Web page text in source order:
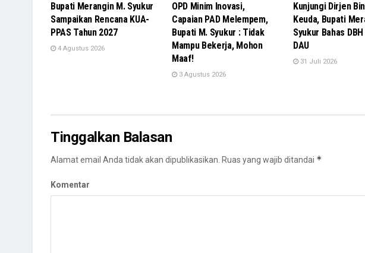
Bupati Merangin M. Syukur
Sampaikan Rencana KUA-
PPAS Tahun 2027
4 Agustus 2026
OPD Minim Inovasi,
Capaian PAD Melempem,
Bupati M. Syukur : Tidak
Mampu Bekerja, Mohon
Maaf!
3 Agustus 2026
Kunjungi Dirjen
Keuda, Bupati
Syukur Bahas
DAU
31 Juli 2026
Tinggalkan Balasan
Alamat email Anda tidak akan dipublikasikan. Ruas yang wajib ditandai *
Komentar